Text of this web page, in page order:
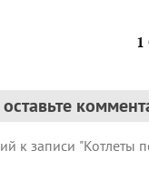
1